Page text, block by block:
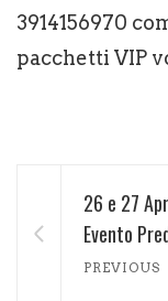
3914156970
pacchetti VIP
26 e 27
Evento
PREVIOUS